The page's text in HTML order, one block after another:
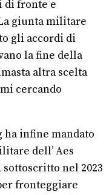
di fronte e
giunta militare
gli accordi di
la fine della
altra scelta
cercando
ha infine mandato
dell’ Aes
nel 2023
fronteggiare